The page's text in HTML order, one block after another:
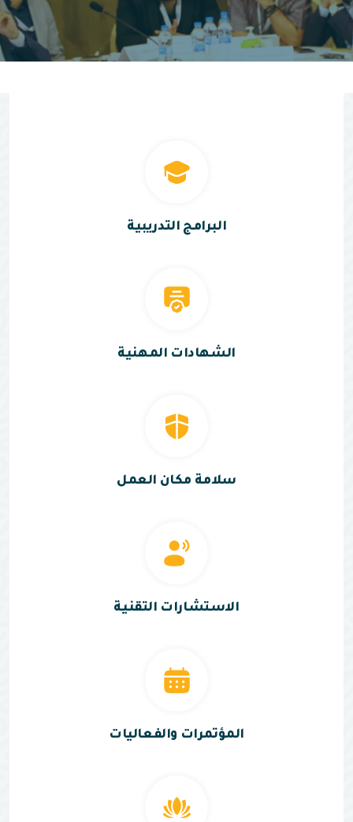
البرامج التدريبية
الشهادات المهنية
سلامة مكان العمل
الاستشارات التقنية
المؤتمرات والفعاليات